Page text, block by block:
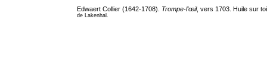
Edwaert Collier (1642-1708). Trompe-l’œil, vers 1703. Huile sur
de Lakenhal.